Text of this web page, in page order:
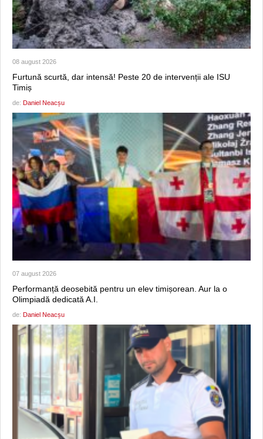
08 august 2026
Furtună scurtă, dar intensă! Peste 20 de intervenții ale ISU
Timiș
de: Daniel Neacșu
07 august 2026
Performanță deosebită pentru un elev timișorean. Aur la o
Olimpiadă dedicată A.I.
de: Daniel Neacșu